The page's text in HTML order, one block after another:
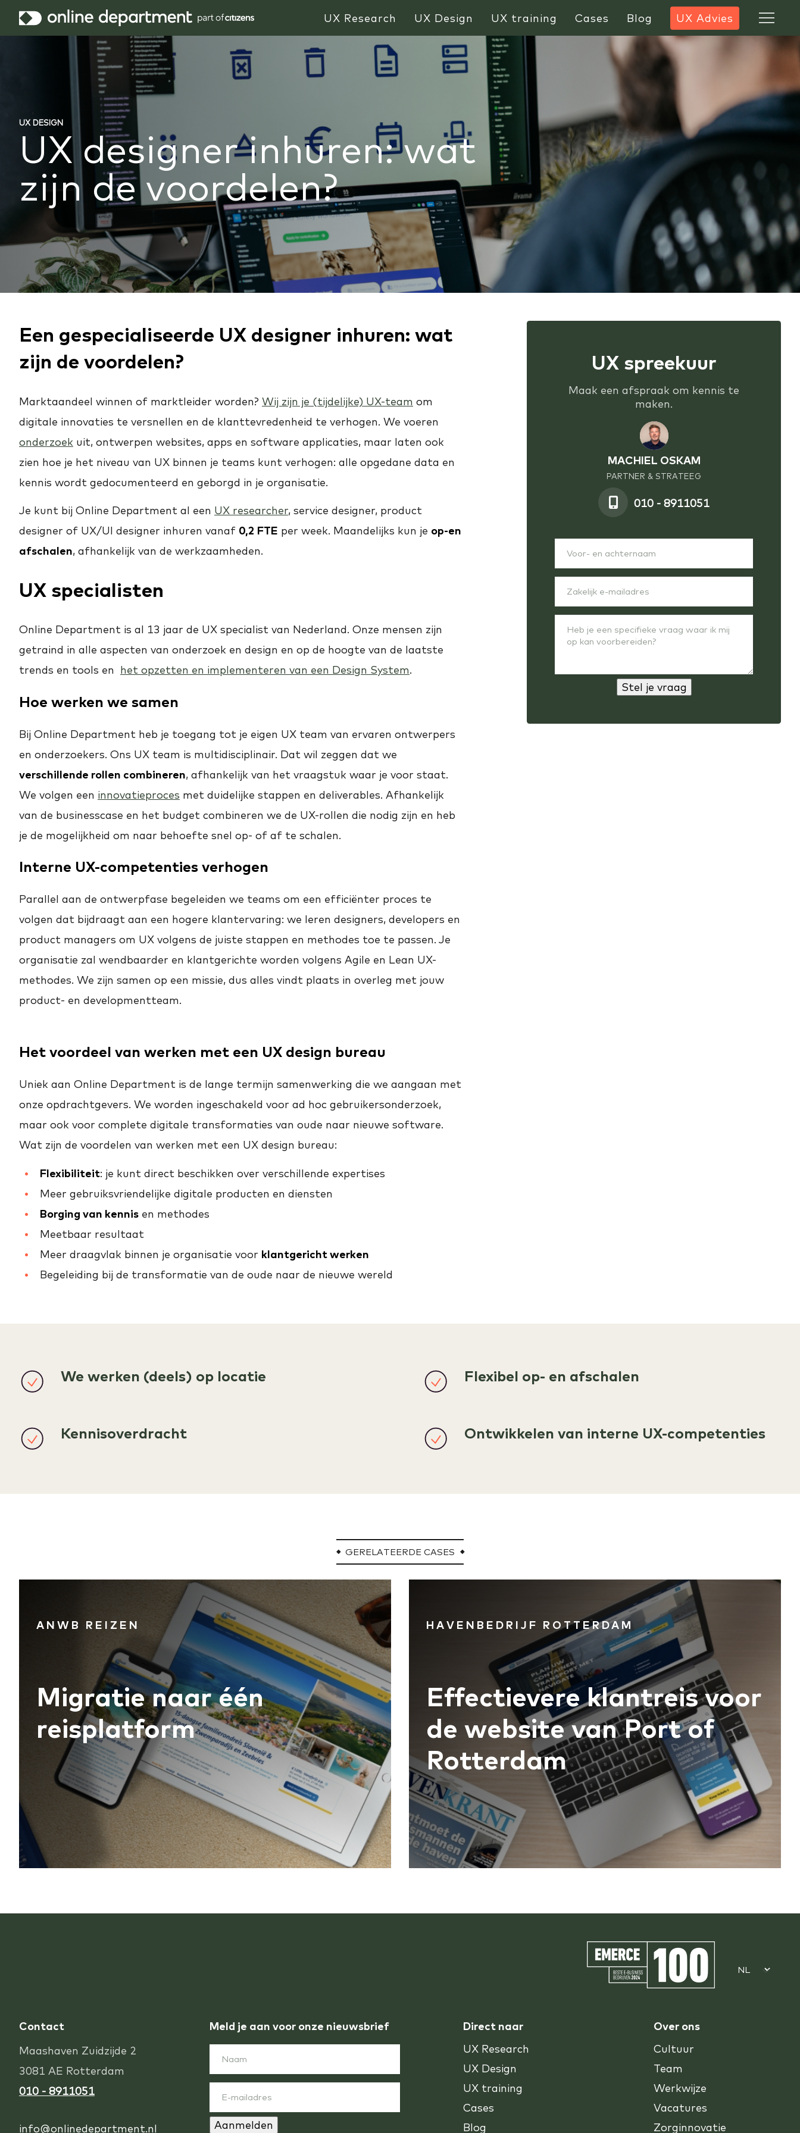
UX Research UX Design UX training Cases Blog UX Advies
UX DESIGN
UX designer inhuren: wat
zijn de voordelen?
Een gespecialiseerde UX designer inhuren: wat
zijn de voordelen?
Marktaandeel winnen of marktleider worden? Wij zijn je (tijdelijke) UX-team om
digitale innovaties te versnellen en de klanttevredenheid te verhogen. We voeren
onderzoek uit, ontwerpen websites, apps en software applicaties, maar laten ook
zien hoe je het niveau van UX binnen je teams kunt verhogen: alle opgedane data en
kennis wordt gedocumenteerd en geborgd in je organisatie.
Je kunt bij Online Department al een UX researcher, service designer, product
designer of UX/UI designer inhuren vanaf 0,2 FTE per week. Maandelijks kun je op-en
afschalen, afhankelijk van de werkzaamheden.
UX specialisten
Online Department is al 13 jaar de UX specialist van Nederland. Onze mensen zijn
getraind in alle aspecten van onderzoek en design en op de hoogte van de laatste
trends en tools en het opzetten en implementeren van een Design System.
Hoe werken we samen
Bij Online Department heb je toegang tot je eigen UX team van ervaren ontwerpers
en onderzoekers. Ons UX team is multidisciplinair. Dat wil zeggen dat we
verschillende rollen combineren, afhankelijk van het vraagstuk waar je voor staat.
We volgen een innovatieproces met duidelijke stappen en deliverables. Afhankelijk
van de businesscase en het budget combineren we de UX-rollen die nodig zijn en heb
je de mogelijkheid om naar behoefte snel op- of af te schalen.
Interne UX-competenties verhogen
Parallel aan de ontwerpfase begeleiden we teams om een efficiënter proces te
volgen dat bijdraagt aan een hogere klantervaring: we leren designers, developers en
product managers om UX volgens de juiste stappen en methodes toe te passen. Je
organisatie zal wendbaarder en klantgerichte worden volgens Agile en Lean UX-
methodes. We zijn samen op een missie, dus alles vindt plaats in overleg met jouw
product- en developmentteam.
Het voordeel van werken met een UX design bureau
Uniek aan Online Department is de lange termijn samenwerking die we aangaan met
onze opdrachtgevers. We worden ingeschakeld voor ad hoc gebruikersonderzoek,
maar ook voor complete digitale transformaties van oude naar nieuwe software.
Wat zijn de voordelen van werken met een UX design bureau:
Flexibiliteit: je kunt direct beschikken over verschillende expertises
Meer gebruiksvriendelijke digitale producten en diensten
Borging van kennis en methodes
Meetbaar resultaat
Meer draagvlak binnen je organisatie voor klantgericht werken
Begeleiding bij de transformatie van de oude naar de nieuwe wereld
UX spreekuur
Maak een afspraak om kennis te
maken.
MACHIEL OSKAM
PARTNER & STRATEEG
010 - 8911051
Stel je vraag
We werken (deels) op locatie Flexibel op- en afschalen
Kennisoverdracht Ontwikkelen van interne UX-competenties
GERELATEERDE CASES
ANWB REIZEN
Migratie naar één
reisplatform
HAVENBEDRIJF ROTTERDAM
Effectievere klantreis voor
de website van Port of
Rotterdam
Contact
Maashaven Zuidzijde 2
3081 AE Rotterdam
010 - 8911051
info@onlinedepartment.nl
Meld je aan voor onze nieuwsbrief
Aanmelden
Direct naar
UX Research
UX Design
UX training
Cases
Blog
Over ons
Cultuur
Team
Werkwijze
Vacatures
Zorginnovatie